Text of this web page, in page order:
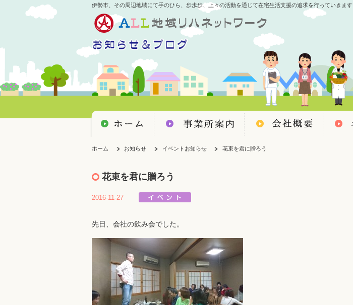
伊勢市、その周辺地域にて手のひら、歩歩歩、上々の活動を通じて在宅生活支援の追求を行っていきます
ホーム お知らせ イベントお知らせ 花束を君に贈ろう
花束を君に贈ろう
2016-11-27
先日、会社の飲み会でした。